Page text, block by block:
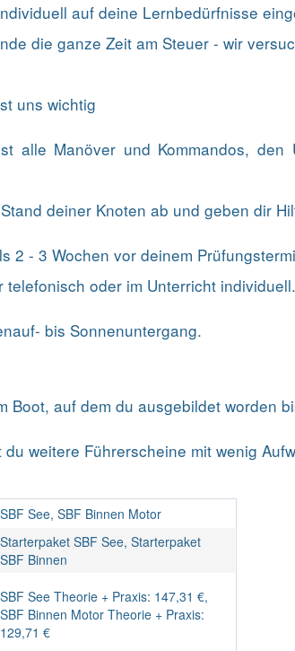
auf deine Lernbedürfnisse
die ganze Zeit am Steuer - wir
uns wichtig
alle Manöver und Kommandos,
deiner Knoten ab und geben dir
2 - 3 Wochen vor deinem
telefonisch oder im Unterricht individuell.
bis Sonnenuntergang.
Boot, auf dem du ausgebildet worden
weitere Führerscheine mit wenig
SBF See, SBF Binnen Motor
Starterpaket SBF See, Starterpaket
SBF Binnen
SBF See Theorie + Praxis: 147,31 €,
SBF Binnen Motor Theorie + Praxis:
129,71 €